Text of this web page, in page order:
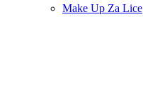
Make Up Za Lice